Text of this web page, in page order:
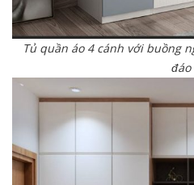
Tủ quần áo 4 cánh với buồng
đáo